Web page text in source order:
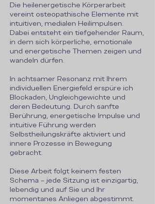
Die heilenergetische Körperarbeit
vereint osteopathische Elemente mit
intuitiven, medialen Heilimpulsen.
Dabei entsteht ein tiefgehender Raum,
in dem sich körperliche, emotionale
und energetische Themen zeigen und
wandeln dürfen.
In achtsamer Resonanz mit Ihrem
individuellen Energiefeld erspüre ich
Blockaden, Ungleichgewichte und
deren Bedeutung. Durch sanfte
Berührung, energetische Impulse und
intuitive Führung werden
Selbstheilungskräfte aktiviert und
innere Prozesse in Bewegung
gebracht.
Diese Arbeit folgt keinem festen
Schema – jede Sitzung ist einzigartig,
lebendig und auf Sie und Ihr
momentanes Anliegen abgestimmt.